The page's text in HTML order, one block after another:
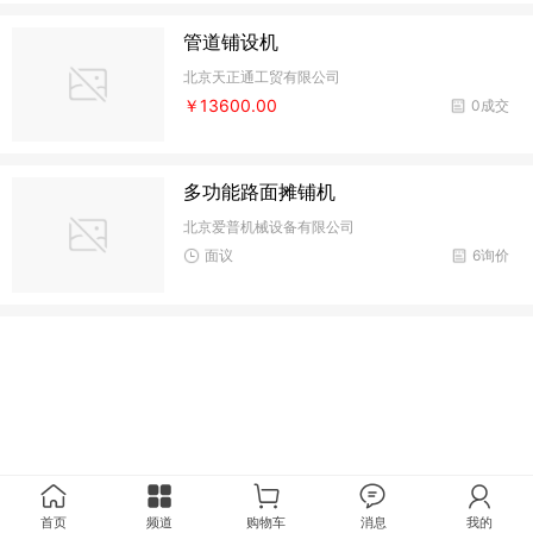
管道铺设机
北京天正通工贸有限公司
0成交
￥13600.00
多功能路面摊铺机
北京爱普机械设备有限公司
6询价
面议
首页 频道 购物车 消息 我的